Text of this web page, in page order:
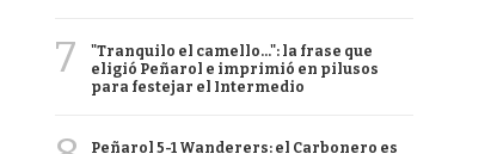
7
"Tranquilo el camello...": la frase que
eligió Peñarol e imprimió en pilusos
para festejar el Intermedio
Peñarol 5-1 Wanderers: el Carbonero es